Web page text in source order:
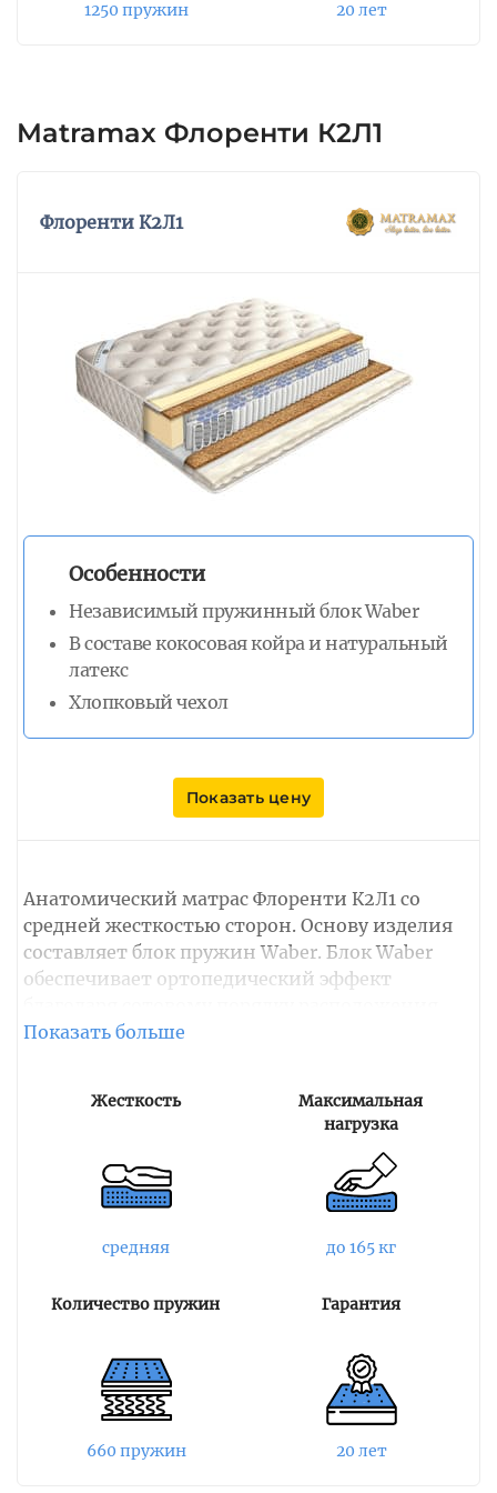
1250 пружин 20 лет
Matramax Флоренти К2Л1
Флоренти К2Л1
Особенности
Независимый пружинный блок Waber
В составе кокосовая койра и натуральный
латекс
Хлопковый чехол
Показать цену
Анатомический матрас Флоренти К2Л1 со
средней жесткостью сторон. Основу изделия
составляет блок пружин Waber. Блок Waber
обеспечивает ортопедический эффект
пружин. Таким образом, не образуются
спящего в любом его положении.
С одной стороны матрас наполняет только
косовое волокно, другая сторона имеет
сочетание кокоса и натурального латекса. Оба
сочетания улучшают анатомические
характеристика матраса, придают
равномерно распределяют оказываемую
Чехол изготовлен из ткани Флора Премиум,
состоящая из хлопка и полиэстера,
простеганной на силиконизированном
Жесткость
средняя
Максимальная
нагрузка
до 165 кг
Количество пружин
660 пружин
Гарантия
20 лет